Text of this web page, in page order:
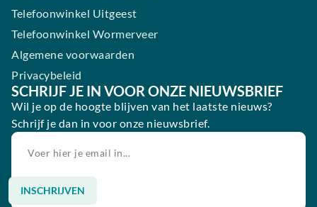
Telefoonwinkel Uitgeest
Telefoonwinkel Wormerveer
Algemene voorwaarden
Privacybeleid
SCHRIJF JE IN VOOR ONZE NIEUWSBRIEF
Wil je op de hoogte blijven van het laatste nieuws?
Schrijf je dan in voor onze nieuwsbrief.
INSCHRIJVEN